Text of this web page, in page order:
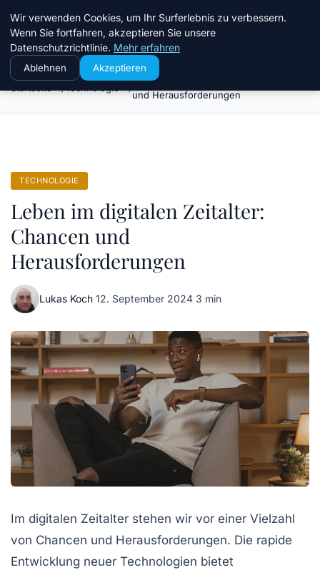
Chinavisum24
Leben im digitalen Zeitalter: Chancen
und Herausforderungen
TECHNOLOGIE
Leben im digitalen Zeitalter:
Chancen und
Herausforderungen
Lukas Koch·12. September 2024·3 min
Im digitalen Zeitalter stehen wir vor einer Vielzahl
von Chancen und Herausforderungen. Die rapide
Entwicklung neuer Technologien bietet
Wir verwenden Cookies, um Ihr Surferlebnis zu verbessern.
Wenn Sie fortfahren, akzeptieren Sie unsere
Datenschutzrichtlinie. Mehr erfahren
Ablehnen Akzeptieren